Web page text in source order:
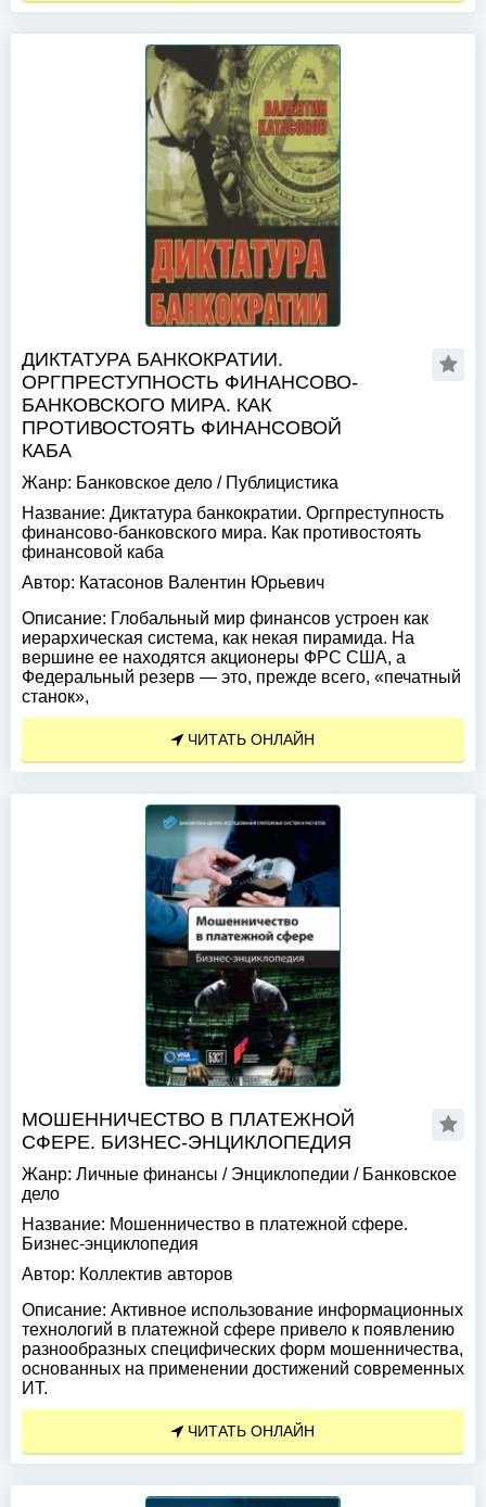
ДИКТАТУРА БАНКОКРАТИИ.
ОРГПРЕСТУПНОСТЬ ФИНАНСОВО-
БАНКОВСКОГО МИРА. КАК
ПРОТИВОСТОЯТЬ ФИНАНСОВОЙ
КАБА
Жанр: Банковское дело / Публицистика
Название: Диктатура банкократии. Оргпреступность
финансово-банковского мира. Как противостоять
финансовой каба
Автор: Катасонов Валентин Юрьевич
Описание: Глобальный мир финансов устроен как
иерархическая система, как некая пирамида. На
вершине ее находятся акционеры ФРС США, а
Федеральный резерв — это, прежде всего, «печатный
станок»,
ЧИТАТЬ ОНЛАЙН
МОШЕННИЧЕСТВО В ПЛАТЕЖНОЙ
СФЕРЕ. БИЗНЕС-ЭНЦИКЛОПЕДИЯ
Жанр: Личные финансы / Энциклопедии / Банковское
дело
Название: Мошенничество в платежной сфере.
Бизнес-энциклопедия
Автор: Коллектив авторов
Описание: Активное использование информационных
технологий в платежной сфере привело к появлению
разнообразных специфических форм мошенничества,
основанных на применении достижений современных
ИТ.
ЧИТАТЬ ОНЛАЙН